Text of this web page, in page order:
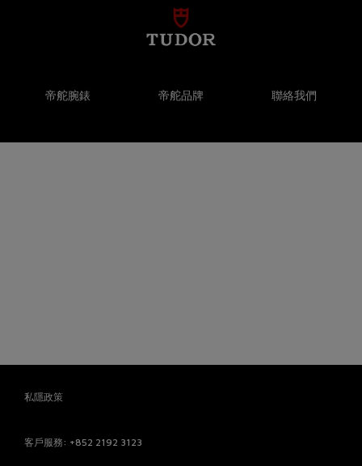
帝舵腕錶 帝舵品牌 聯絡我們
私隱政策
客戶服務: +852 2192 3123